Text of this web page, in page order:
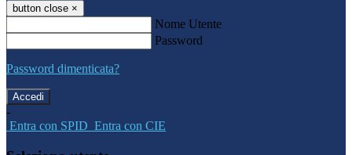
button close ×
Nome Utente
Password
Password dimenticata?
-
Entra con SPID Entra con CIE